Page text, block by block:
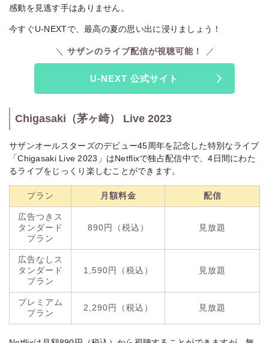
感動を見逃す手はありません。
今すぐU-NEXTで、最高の夏の思い出に浸りましょう！
サザンのライブ配信が視聴可能！
U-NEXT 公式サイト
Chigasaki（茅ヶ崎） Live 2023
サザンオールスターズのデビュー45周年を記念した特別なライブ
「Chigasaki Live 2023」はNetflixで独占配信中で、4日間にわた
るライブをじっくり楽しむことができます。
プラン 月額料金 配信
広告つきス
タンダード
プラン
890円（税込） 見放題
広告なしス
タンダード
プラン
1,590円（税込） 見放題
プレミアム
プラン
2,290円（税込） 見放題